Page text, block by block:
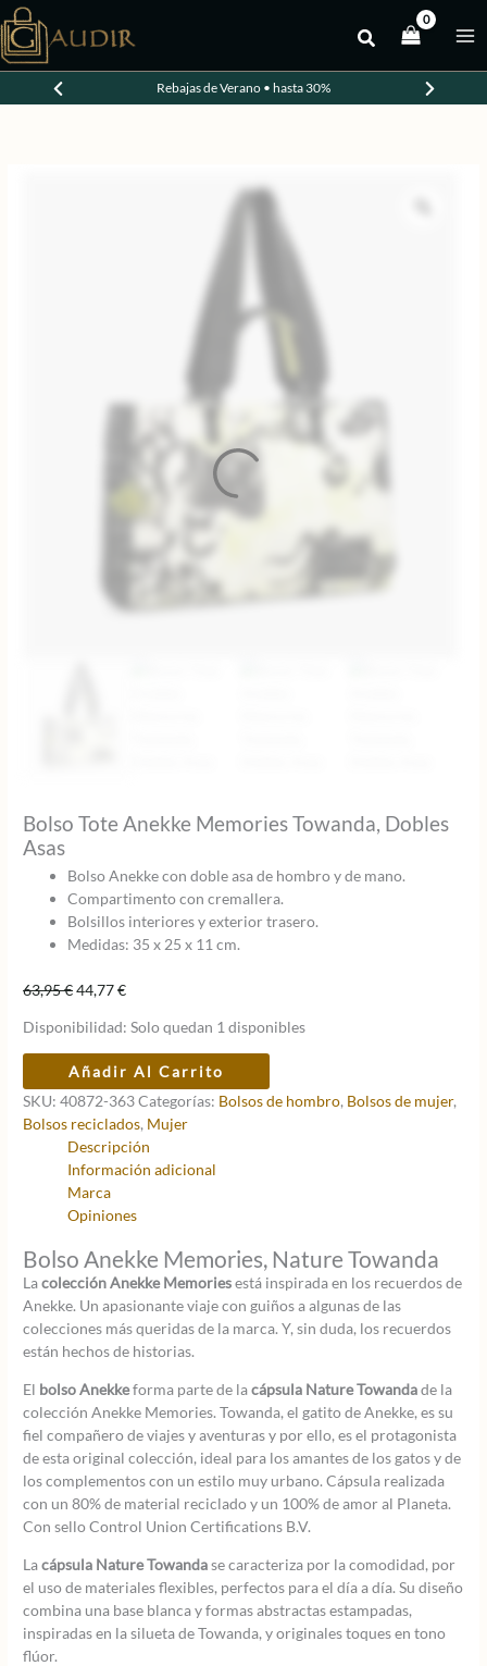
al
contenido
Rebajas de Verano • hasta 30%
-30%
Bolso Tote Anekke Memories Towanda, Dobles
Asas
Bolso Anekke con doble asa de hombro y de mano.
Compartimento con cremallera.
Bolsillos interiores y exterior trasero.
Medidas: 35 x 25 x 11 cm.
63,95€El
original
era:
63,95 €.
44,77€El
actual
es:
44,77 €.
Disponibilidad: Solo quedan 1 disponibles
Tote
Anekke
Memories
Towanda,
Dobles
cantidad
Añadir Al Carrito
SKU:40872-363Categorías: Bolsos de hombro, Bolsos de mujer,
Bolsos reciclados, Mujer
Descripción
Información adicional
Marca
Opiniones
Bolso Anekke Memories, Nature Towanda
Lacolección Anekke Memoriesestá inspirada en los recuerdos de
Anekke. Un apasionante viaje con guiños a algunas de las
colecciones más queridas de la marca. Y, sin duda, los recuerdos
están hechos de historias.
El bolso Anekkeforma parte de lacápsula Nature Towandade la
colección Anekke Memories. Towanda, el gatito de Anekke, es su
fiel compañero de viajes y aventuras y por ello, es el protagonista
de esta original colección, ideal para los amantes de los gatos y de
los complementos con un estilo muy urbano. Cápsula realizada
con un 80% de material reciclado y un 100% de amor al Planeta.
Con sello Control Union Certifications B.V.
Lacápsula Nature Towandase caracteriza por la comodidad, por
el uso de materiales flexibles, perfectos para el día a día. Su diseño
combina una base blanca y formas abstractas estampadas,
inspiradas en la silueta de Towanda, y originales toques en tono
flúor.